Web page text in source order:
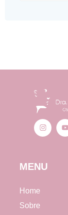
MENU
Home
Sobre